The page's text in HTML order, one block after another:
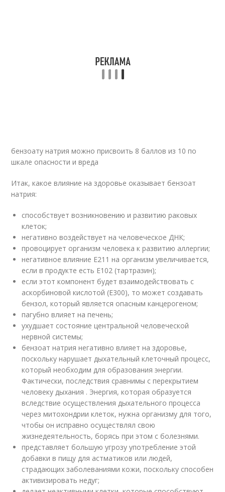
бензоату натрия можно присвоить 8 баллов из 10 по
шкале опасности и вреда
Итак, какое влияние на здоровье оказывает бензоат
натрия:
способствует возникновению и развитию раковых
клеток;
негативно воздействует на человеческое ДНК;
провоцирует организм человека к развитию аллергии;
негативное влияние Е211 на организм увеличивается,
если в продукте есть Е102 (тартразин);
если этот компонент будет взаимодействовать с
аскорбиновой кислотой (Е300), то может создавать
бензол, который является опасным канцерогеном;
пагубно влияет на печень;
ухудшает состояние центральной человеческой
нервной системы;
бензоат натрия негативно влияет на здоровье,
поскольку нарушает дыхательный клеточный процесс,
который необходим для образования энергии.
Фактически, последствия сравнимы с перекрытием
человеку дыхания . Энергия, которая образуется
вследствие осуществления дыхательного процесса
через митохондрии клеток, нужна организму для того,
чтобы он исправно осуществлял свою
жизнедеятельность, борясь при этом с болезнями.
представляет большую угрозу употребление этой
добавки в пищу для астматиков или людей,
страдающих заболеваниями кожи, поскольку способен
активизировать недуг;